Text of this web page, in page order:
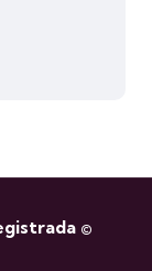
©